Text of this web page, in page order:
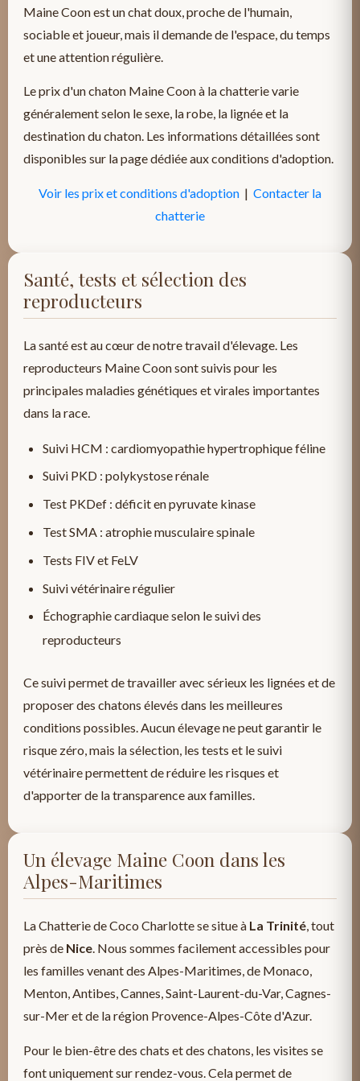
Maine Coon est un chat doux, proche de l'humain,
sociable et joueur, mais il demande de l'espace, du temps
et une attention régulière.
Le prix d'un chaton Maine Coon à la chatterie varie
généralement selon le sexe, la robe, la lignée et la
destination du chaton. Les informations détaillées sont
disponibles sur la page dédiée aux conditions d'adoption.
Voir les prix et conditions d'adoption | Contacter la
chatterie
Santé, tests et sélection des
reproducteurs
La santé est au cœur de notre travail d'élevage. Les
reproducteurs Maine Coon sont suivis pour les
principales maladies génétiques et virales importantes
dans la race.
Suivi HCM : cardiomyopathie hypertrophique féline
Suivi PKD : polykystose rénale
Test PKDef : déficit en pyruvate kinase
Test SMA : atrophie musculaire spinale
Tests FIV et FeLV
Suivi vétérinaire régulier
Échographie cardiaque selon le suivi des
reproducteurs
Ce suivi permet de travailler avec sérieux les lignées et de
proposer des chatons élevés dans les meilleures
conditions possibles. Aucun élevage ne peut garantir le
risque zéro, mais la sélection, les tests et le suivi
vétérinaire permettent de réduire les risques et
d'apporter de la transparence aux familles.
Un élevage Maine Coon dans les
Alpes-Maritimes
La Chatterie de Coco Charlotte se situe à La Trinité, tout
près de Nice. Nous sommes facilement accessibles pour
les familles venant des Alpes-Maritimes, de Monaco,
Menton, Antibes, Cannes, Saint-Laurent-du-Var, Cagnes-
sur-Mer et de la région Provence-Alpes-Côte d'Azur.
Pour le bien-être des chats et des chatons, les visites se
font uniquement sur rendez-vous. Cela permet de